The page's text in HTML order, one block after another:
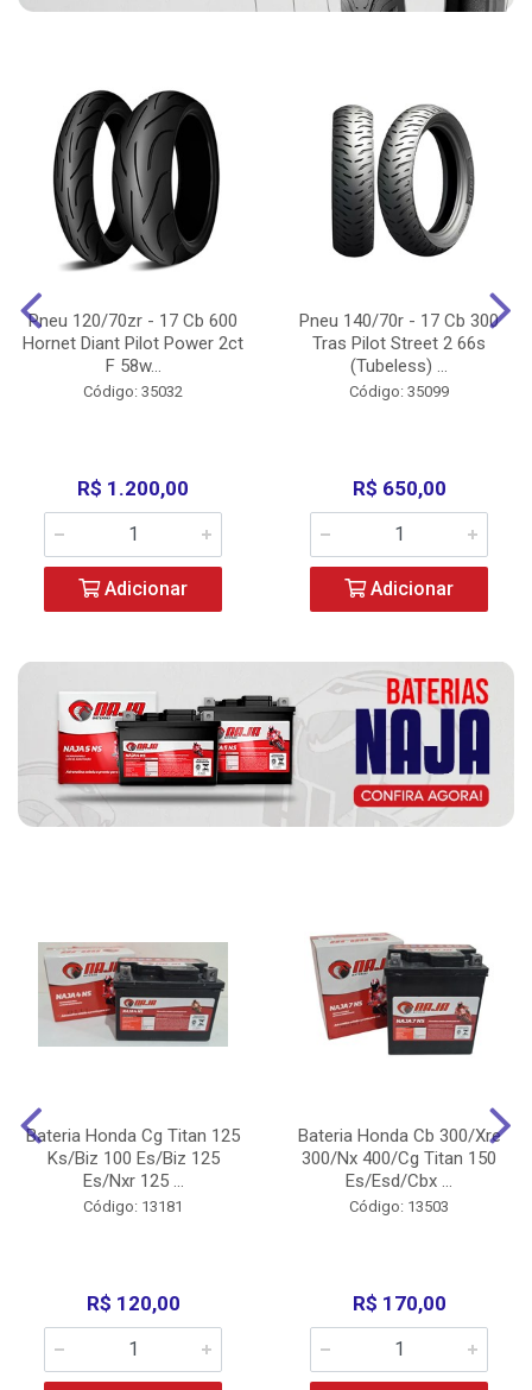
Pneu 120/70zr - 17 Cb 600
Hornet Diant Pilot Power 2ct
F 58w...
Código: 35032
R$ 1.200,00
Adicionar
Pneu 140/70r - 17 Cb 300
Tras Pilot Street 2 66s
(Tubeless) ...
Código: 35099
R$ 650,00
Adicionar
Bateria Honda Cg Titan 125
Ks/Biz 100 Es/Biz 125
Es/Nxr 125 ...
Código: 13181
R$ 120,00
Bateria Honda Cb 300/Xre
300/Nx 400/Cg Titan 150
Es/Esd/Cbx ...
Código: 13503
R$ 170,00